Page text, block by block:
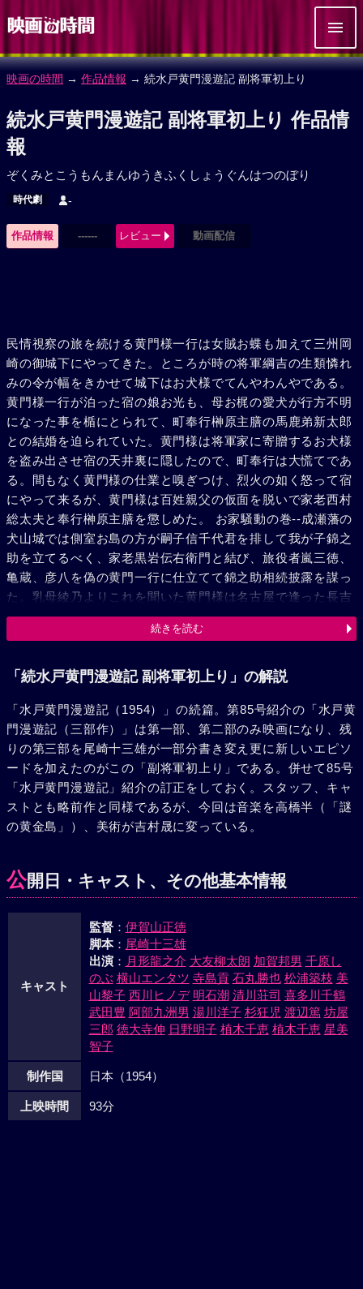
映画の時間 → 作品情報 → 続水戸黄門漫遊記 副将軍初上り
続水戸黄門漫遊記 副将軍初上り 作品情
報
ぞくみとこうもんまんゆうきふくしょうぐんはつのぼり
時代劇 -
作品情報 ------ レビュー 動画配信
民情視察の旅を続ける黄門様一行は女賊お蝶も加えて三州岡
崎の御城下にやってきた。ところが時の将軍綱吉の生類憐れ
みの令が幅をきかせて城下はお犬様でてんやわんやである。
黄門様一行が泊った宿の娘お光も、母お梶の愛犬が行方不明
になった事を楯にとられて、町奉行榊原主膳の馬鹿弟新太郎
との結婚を迫られていた。黄門様は将軍家に寄贈するお犬様
を盗み出させ宿の天井裏に隠したので、町奉行は大慌てであ
る。間もなく黄門様の仕業と嗅ぎつけ、烈火の如く怒って宿
にやって来るが、黄門様は百姓親父の仮面を脱いで家老西村
総太夫と奉行榊原主膳を懲しめた。 お家騒動の巻--成瀬藩の
犬山城では側室お島の方が嗣子信千代君を排して我が子錦之
助を立てるべく、家老黒岩伝右衛門と結び、旅役者嵐三徳、
亀蔵、彦八を偽の黄門一行に仕立てて錦之助相続披露を謀っ
た。乳母綾乃よりこれを聞いた黄門様は名古屋で逢った長吉
夫婦の息子政吉を信千代君の代りにして披露式場に乗りこ
む。信千代君が偽ものである事を黒岩は見破り、城中広間に
滅する事が出来た。
続きを読む
「続水戸黄門漫遊記 副将軍初上り」の解説
「水戸黄門漫遊記（1954）」の続篇。第85号紹介の「水戸黄
門漫遊記（三部作）」は第一部、第二部のみ映画になり、残
りの第三部を尾崎十三雄が一部分書き変え更に新しいエピソ
ードを加えたのがこの「副将軍初上り」である。併せて85号
「水戸黄門漫遊記」紹介の訂正をしておく。スタッフ、キャ
ストとも略前作と同様であるが、今回は音楽を高橋半（「謎
の黄金島」）、美術が吉村晟に変っている。
公開日・キャスト、その他基本情報
キャスト
監督： 伊賀山正徳
脚本： 尾崎十三雄
出演： 月形龍之介 大友柳太朗 加賀邦男 千原し
のぶ 横山エンタツ 寺島貢 石丸勝也 松浦築枝 美
山黎子 西川ヒノデ 明石潮 清川荘司 喜多川千鶴
武田豊 阿部九洲男 湯川洋子 杉狂児 渡辺篤 坊屋
三郎 徳大寺伸 日野明子 植木千恵 植木千恵 星美
智子
制作国 日本（1954）
上映時間 93分